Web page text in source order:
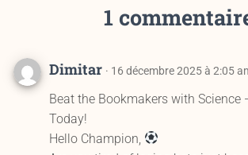
1
Dimitar · 16 décembre 2025 à 2:05
Beat the Bookmakers with Science
Today!
Hello Champion,